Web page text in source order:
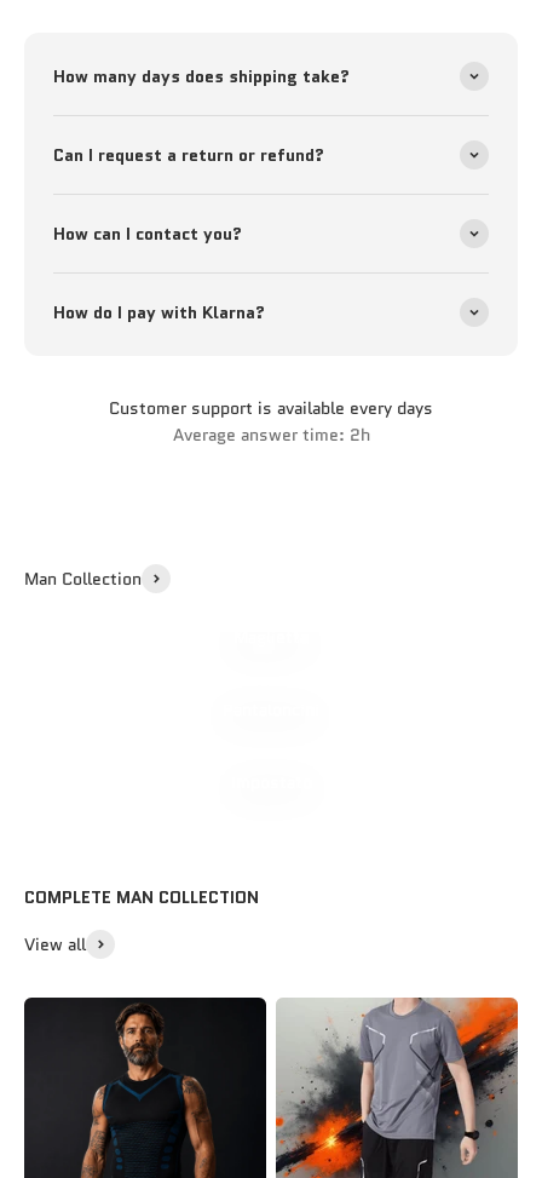
How many days does shipping take?
Can I request a return or refund?
How can I contact you?
How do I pay with Klarna?
Customer support is available every days
Average answer time: 2h
Man Collection
COMPLETE MAN COLLECTION
View all